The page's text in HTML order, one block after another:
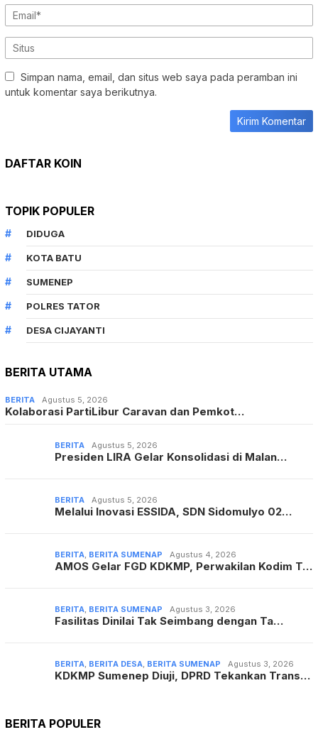
Simpan nama, email, dan situs web saya pada peramban ini
untuk komentar saya berikutnya.
DAFTAR KOIN
TOPIK POPULER
DIDUGA
KOTA BATU
SUMENEP
POLRES TATOR
DESA CIJAYANTI
BERITA UTAMA
BERITA Agustus 5, 2026
Kolaborasi PartiLibur Caravan dan Pemkot…
BERITA Agustus 5, 2026
Presiden LIRA Gelar Konsolidasi di Malan…
BERITA Agustus 5, 2026
Melalui Inovasi ESSIDA, SDN Sidomulyo 02…
BERITA, BERITA SUMENAP Agustus 4, 2026
AMOS Gelar FGD KDKMP, Perwakilan Kodim T…
BERITA, BERITA SUMENAP Agustus 3, 2026
Fasilitas Dinilai Tak Seimbang dengan Ta…
BERITA, BERITA DESA, BERITA SUMENAP Agustus 3, 2026
KDKMP Sumenep Diuji, DPRD Tekankan Trans…
BERITA POPULER